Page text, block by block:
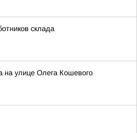
склада
на улице Олега Кошевого